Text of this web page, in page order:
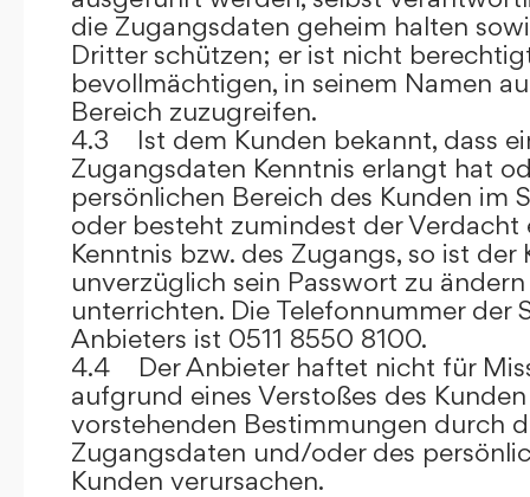
die Zugangsdaten geheim halten
Dritter schützen; er ist nicht
bevollmächtigen, in seinem Namen
Bereich zuzugreifen.
4.3 Ist dem Kunden bekannt, dass
Zugangsdaten Kenntnis erlangt hat
persönlichen Bereich des Kunden im
oder besteht zumindest der Verdacht
Kenntnis bzw. des Zugangs, so ist
unverzüglich sein Passwort zu
unterrichten. Die Telefonnummer der
Anbieters ist 0511 8550 8100.
4.4 Der Anbieter haftet nicht für
aufgrund eines Verstoßes des
vorstehenden Bestimmungen durch
Zugangsdaten und/oder des
Kunden verursachen.